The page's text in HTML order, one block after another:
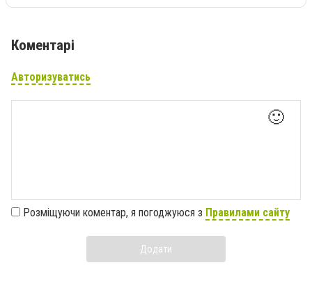
Коментарі
Авторизуватись
🙂
Розміщуючи коментар, я погоджуюся з Правилами сайту
Додати